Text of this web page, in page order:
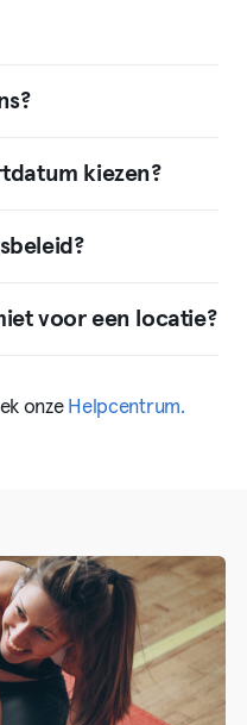
kiezen?
voor een locatie?
onze Helpcentrum.